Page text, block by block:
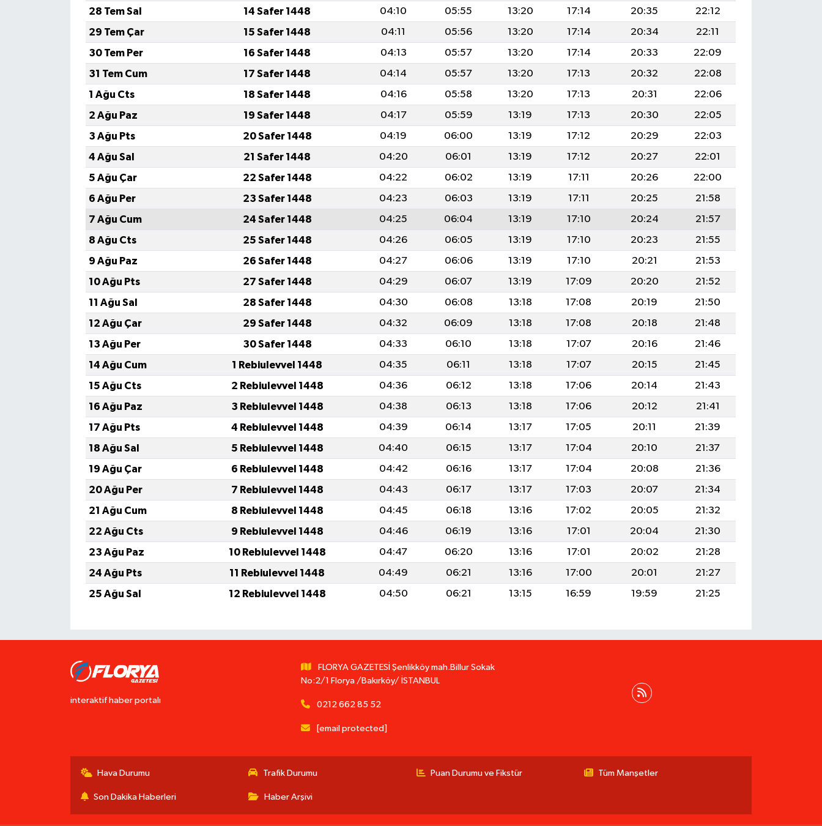
28 Tem Sal
14 Safer 1448 04:10 05:55 13:20 17:14 20:35
22:12
29 Tem Çar
15 Safer 1448 04:11 05:56 13:20 17:14 20:34
22:11
30 Tem Per
16 Safer 1448 04:13 05:57 13:20 17:14 20:33
22:09
31 Tem Cum
17 Safer 1448 04:14 05:57 13:20 17:13 20:32
22:08
1 Ağu Cts
18 Safer 1448 04:16 05:58 13:20 17:13 20:31
22:06
2 Ağu Paz
19 Safer 1448 04:17 05:59 13:19 17:13 20:30
22:05
3 Ağu Pts
20 Safer 1448 04:19 06:00 13:19 17:12 20:29
22:03
4 Ağu Sal
21 Safer 1448 04:20 06:01 13:19 17:12 20:27
22:01
5 Ağu Çar
22 Safer 1448 04:22 06:02 13:19 17:11 20:26
22:00
6 Ağu Per
23 Safer 1448 04:23 06:03 13:19 17:11 20:25
21:58
7 Ağu Cum
24 Safer 1448 04:25 06:04 13:19 17:10 20:24
21:57
8 Ağu Cts
25 Safer 1448 04:26 06:05 13:19 17:10 20:23
21:55
9 Ağu Paz
26 Safer 1448 04:27 06:06 13:19 17:10 20:21
21:53
10 Ağu Pts
27 Safer 1448 04:29 06:07 13:19 17:09 20:20
21:52
11 Ağu Sal
28 Safer 1448 04:30 06:08 13:18 17:08 20:19
21:50
12 Ağu Çar
29 Safer 1448 04:32 06:09 13:18 17:08 20:18
21:48
13 Ağu Per
30 Safer 1448 04:33 06:10 13:18 17:07 20:16
21:46
14 Ağu Cum
1 Rebiulevvel 1448 04:35 06:11 13:18 17:07 20:15
21:45
15 Ağu Cts
2 Rebiulevvel 1448 04:36 06:12 13:18 17:06 20:14
21:43
16 Ağu Paz
3 Rebiulevvel 1448 04:38 06:13 13:18 17:06 20:12
21:41
17 Ağu Pts
4 Rebiulevvel 1448 04:39 06:14 13:17 17:05 20:11
21:39
18 Ağu Sal
5 Rebiulevvel 1448 04:40 06:15 13:17 17:04 20:10
21:37
19 Ağu Çar
6 Rebiulevvel 1448 04:42 06:16 13:17 17:04 20:08
21:36
20 Ağu Per
7 Rebiulevvel 1448 04:43 06:17 13:17 17:03 20:07
21:34
21 Ağu Cum
8 Rebiulevvel 1448 04:45 06:18 13:16 17:02 20:05
21:32
22 Ağu Cts
9 Rebiulevvel 1448 04:46 06:19 13:16 17:01 20:04
21:30
23 Ağu Paz
10 Rebiulevvel 1448 04:47 06:20 13:16 17:01 20:02
21:28
24 Ağu Pts
11 Rebiulevvel 1448 04:49 06:21 13:16 17:00 20:01
21:27
25 Ağu Sal
12 Rebiulevvel 1448 04:50 06:21 13:15 16:59 19:59 21:25
interaktif haber portalı
FLORYA GAZETESİ Şenlikköy mah.Billur Sokak
No:2/1 Florya /Bakırköy/ İSTANBUL
0212 662 85 52
[email protected]
Hava Durumu Trafik Durumu Puan Durumu ve Fikstür Tüm Manşetler
Son Dakika Haberleri Haber Arşivi